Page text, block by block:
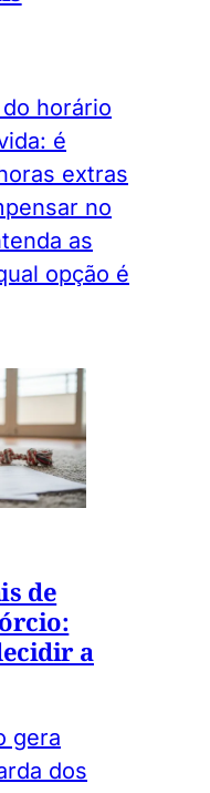
horário
é
extras
no
as
opção é
de
a
gera
dos